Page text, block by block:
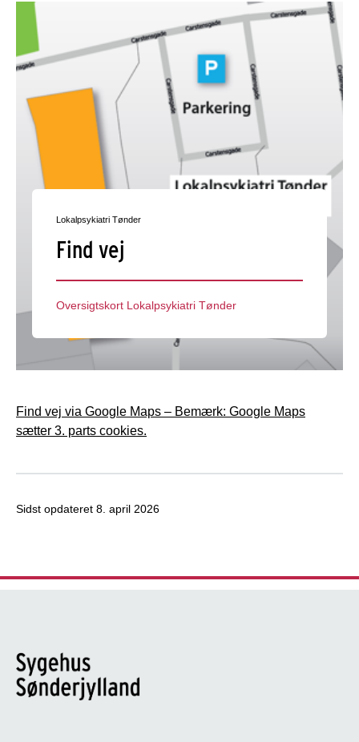
Lokalpsykiatri Tønder
Find vej
Oversigtskort Lokalpsykiatri Tønder
Find vej via Google Maps – Bemærk: Google Maps
sætter 3. parts cookies.
Sidst opdateret 8. april 2026